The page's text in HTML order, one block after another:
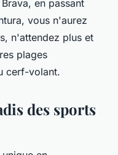
en passant
vous n'aurez
n'attendez plus et
plages
cerf-volant.
des sports